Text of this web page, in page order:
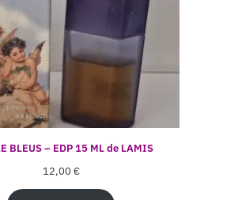
BLEUS – EDP 15 ML de LAMIS
12,00 €